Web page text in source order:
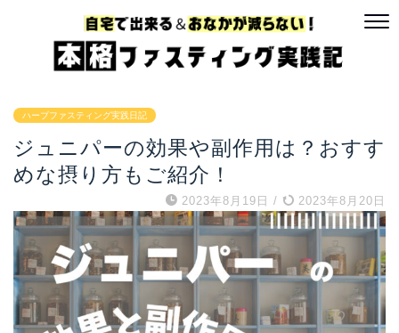
ハーブファスティング実践日記
ジュニパーの効果や副作用は？おすす
めな摂り方もご紹介！
2023年8月19日 / 2023年8月20日